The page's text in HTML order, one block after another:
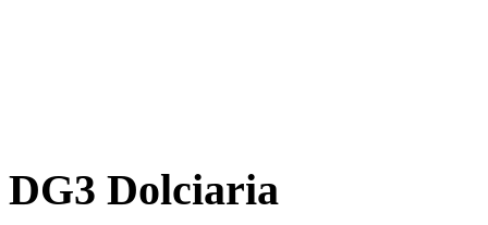
DG3 Dolciaria